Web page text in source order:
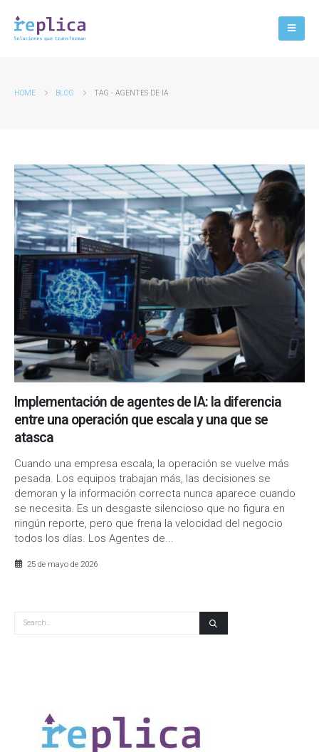
HOME BLOG TAG - AGENTES DE IA
Implementación de agentes de IA: la diferencia
entre una operación que escala y una que se
atasca
Cuando una empresa escala, la operación se vuelve más
pesada. Los equipos trabajan más, las decisiones se
demoran y la información correcta nunca aparece cuando
se necesita. Es un desgaste silencioso que no figura en
ningún reporte, pero que frena la velocidad del negocio
todos los días. Los Agentes de...
25 de mayo de 2026